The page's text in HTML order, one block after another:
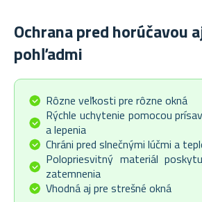
Ochrana pred horúčavou
pohľadmi
Rôzne veľkosti pre rôzne okná
Rýchle uchytenie pomocou
a lepenia
Chráni pred slnečnými lúčmi a
Polopriesvitný materiál
zatemnenia
Vhodná aj pre strešné okná